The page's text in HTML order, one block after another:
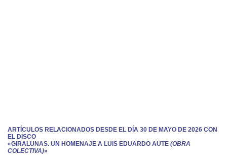
ARTÍCULOS RELACIONADOS DESDE EL DÍA 30 DE MAYO DE 2026 CON
EL DISCO
«GIRALUNAS. UN HOMENAJE A LUIS EDUARDO AUTE (OBRA
COLECTIVA)»